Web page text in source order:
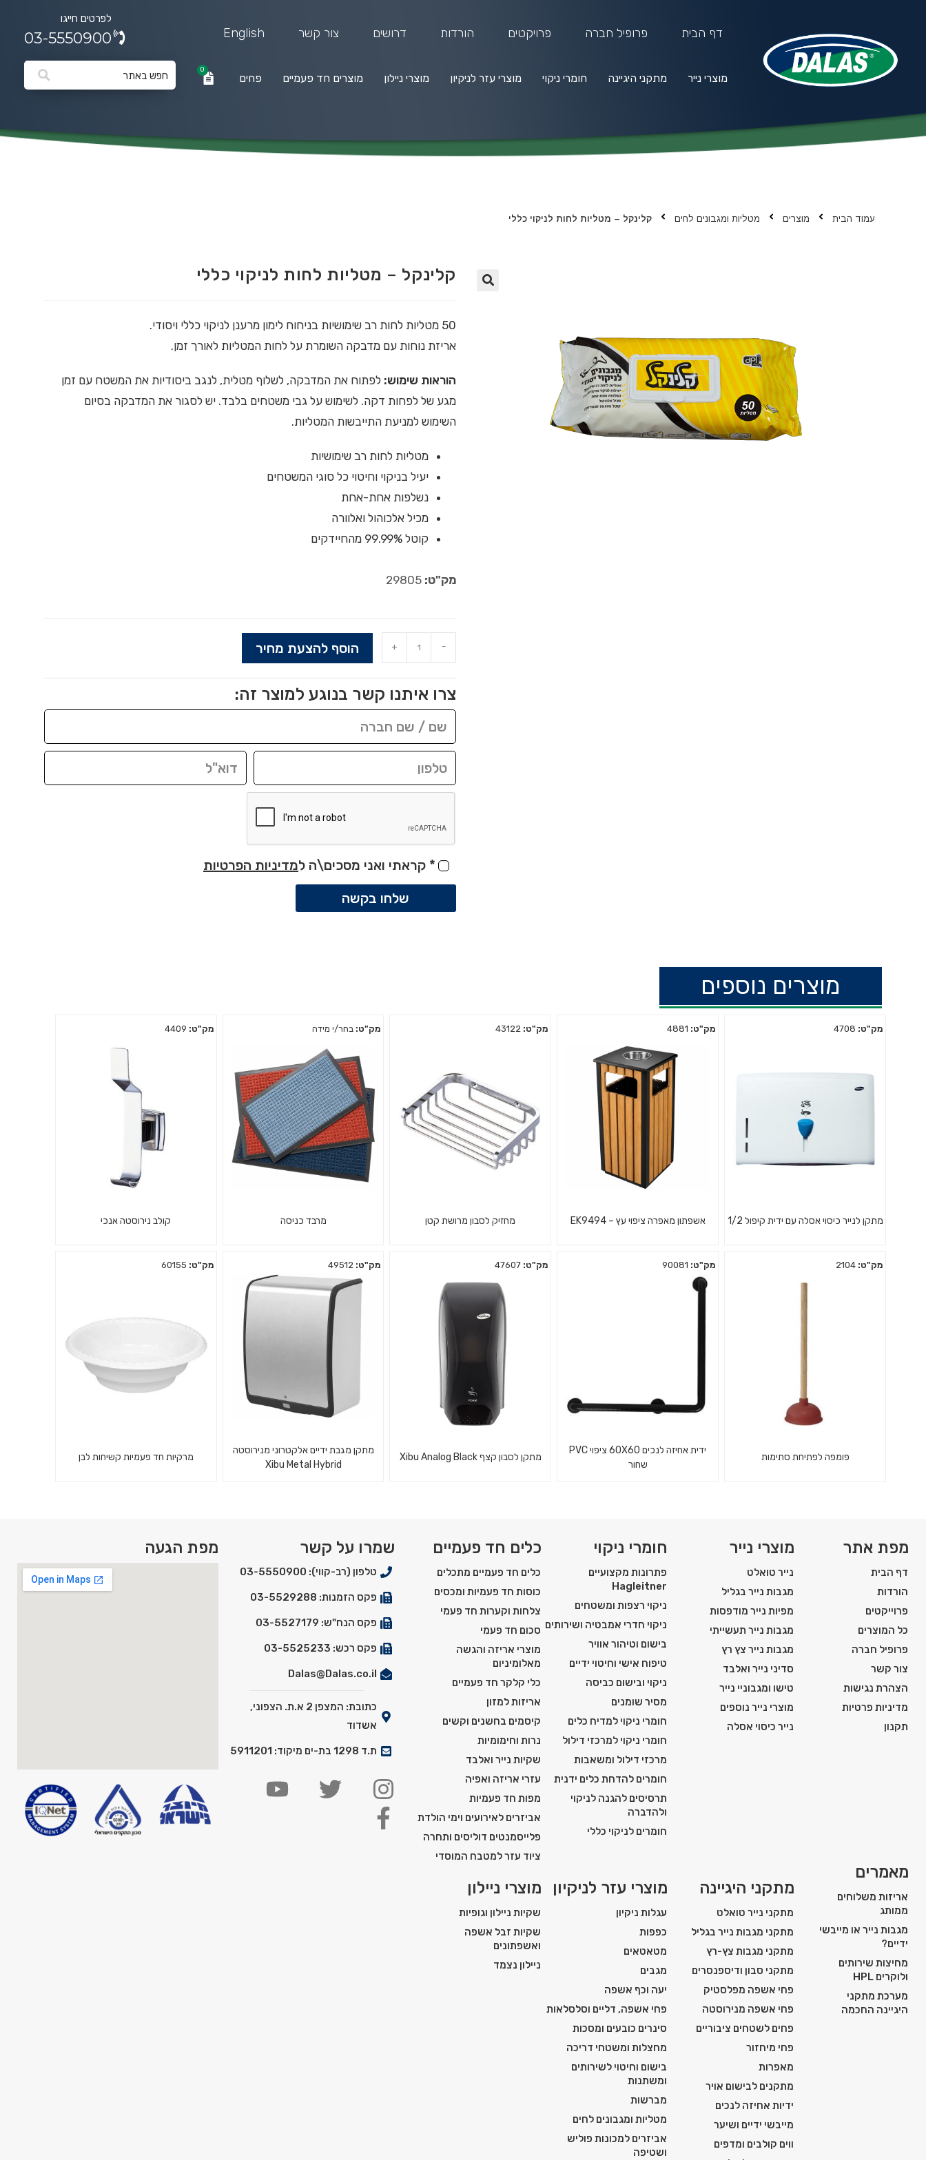
דף הבית פרופיל חברה פרויקטים הורדות דרושים צור קשר English
לפרטים חייגו
03-5550900
מוצרי נייר מתקני היגיינה חומרי ניקוי מוצרי עזר לניקיון מוצרי ניילון מוצרים חד פעמיים פחים
0
עמוד הבית מוצרים מטליות ומגבונים לחים קלינקל – מטליות לחות לניקוי כללי
קלינקל – מטליות לחות לניקוי כללי
50 מטליות לחות רב שימושיות בניחוח לימון מרענן לניקוי כללי ויסודי.
אריזת נוחות עם מדבקה השומרת על לחות המטליות לאורך זמן.
הוראות שימוש: לפתוח את המדבקה, לשלוף מטלית, לנגב ביסודיות את המשטח עם זמן
מגע של לפחות דקה. לשימוש על גבי משטחים בלבד. יש לסגור את המדבקה בסיום
השימוש למניעת התייבשות המטליות.
מטליות לחות רב שימושיות
יעיל בניקוי וחיטוי כל סוגי המשטחים
נשלפות אחת-אחת
מכיל אלכוהול ואלוורה
קוטל 99.99% מהחיידקים
מק"ט: 29805
-
+ הוסף להצעת מחיר
צרו איתנו קשר בנוגע למוצר זה:
* קראתי ואני מסכים\ה למדיניות הפרטיות
שלחו בקשה
מוצרים נוספים
מק"ט:
מתקן לנייר כיסוי אסלה עם ידית קיפול 1/2
השולפת נייר אחד בכל פעם.
מק"ט:
אשפתון מאפרה ציפוי עץ – EK9494
אשפתון מאפרה ציפוי עץ -
מק"ט:
מחזיק לסבון מרושת קטן
מחזיק לסבון מרושת מלבני קטן
מק"ט: בחר/י מידה
מרבד כניסה
מרבד כניסה, הסופח לכלוך לכניסת
העסק או הבית.
מק"ט:
קולב נירוסטה אנכי
מק"ט:
פומפה לפתיחת סתימות
ידית עץ
מק"ט:
ידית אחיזה לנכים 60X60 ציפוי PVC
שחור
60X60 עם ציפוי PVC שחור
מק"ט:
מתקן לסבון קצף Xibu Analog Black
מסדרת קסיבו
מק"ט:
מתקן מגבת ידיים אלקטרוני מנירוסטה
Xibu Metal Hybrid
מנירוסטה Xibu Metal Hybrid
מק"ט:
מרקיות חד פעמיות קשיחות לבן
מפת אתר
דף הבית
הורדות
פרוייקטים
כל המוצרים
פרופיל חברה
צור קשר
הצהרת נגישות
מדיניות פרטיות
תקנון
מאמרים
אריזות משלוחים
ממותג
מגבות נייר או מייבשי
ידיים?
מחיצות שירותים
ולוקרים HPL
מערכת מתקני
היגיינה החכמה
מוצרי נייר
נייר טואלט
מגבות נייר בגליל
מפיות נייר מודפסות
מגבות נייר תעשייתי
מגבות נייר צץ רץ
סדיני נייר ואלבד
טישו ומגבוניי נייר
מוצרי נייר נוספים
נייר כיסוי אסלה
חומרי ניקוי
פתרונות מקצועיים
Hagleitner
ניקוי רצפות ומשטחים
ניקוי חדרי אמבטיה ושירותים
בישום וטיהור אוויר
טיפוח אישי וחיטוי ידיים
ניקוי ובישום כביסה
מסיר שומנים
חומרי ניקוי למדיח כלים
חומרי ניקוי למרכזי דילול
מרכזי דילול ומשאבות
חומרים להדחת כלים ידנית
תרסיסים להגנה לניקוי
ולהדברה
חומרים לניקוי כללי
כלים חד פעמיים
כלים חד פעמיים מתכלים
כוסות חד פעמיות ומכסים
צלחות וקערות חד פעמי
סכום חד פעמי
מוצרי אריזה והגשה
מאלומיניום
כלי קלקר חד פעמיים
אריזות למזון
קיסמים בחשנים וקשים
נרות וחימומיות
שקיות נייר ואלבד
עזרי אריזה ואפיה
מפות חד פעמיות
אביזרים לאירועים וימי הולדת
פלייסמנטים דוליסים ותחרה
ציוד עזר למטבח המוסדי
מתקני היגיינה
מתקני נייר טואלט
מתקני מגבות נייר בגליל
מתקני מגבות צץ-רץ
מתקני סבון ודיספנסרים
פחי אשפה מפלסטיק
פחי אשפה מנירוסטה
פחים לשטחים ציבוריים
פחי מיחזור
מאפרות
מתקנים לבישום אויר
ידיות אחיזה לנכים
מייבשי ידיים ושיער
ווים קולבים ומדפים
מוצרי עזר לניקיון
עגלות ניקיון
כפפות
מטאטאים
מגבים
יעה וכף אשפה
פחי אשפה, דליים וסלסלאות
סינרים כובעים ומסכות
מחצלות ומשטחי דריכה
בישום וחיטוי לשירותים
ומשתנות
מברשות
מטליות ומגבונים לחים
אביזרים למכונות פוליש
ושטיפה
מוצרי ניילון
שקיות ניילון וגופיות
שקיות זבל אשפה
ואשפתונים
ניילון נצמד
שמרו על קשר
טלפון (רב-קווי): 03-5550900
פקס הזמנות: 03-5529288
פקס הנח"ש: 03-5527179
פקס רכש: 03-5525233
Dalas@Dalas.co.il
כתובת: המצפן 2 א.ת. הצפוני,
אשדוד
ת.ד 1298 בת-ים מיקוד: 5911201
מפת הגעה